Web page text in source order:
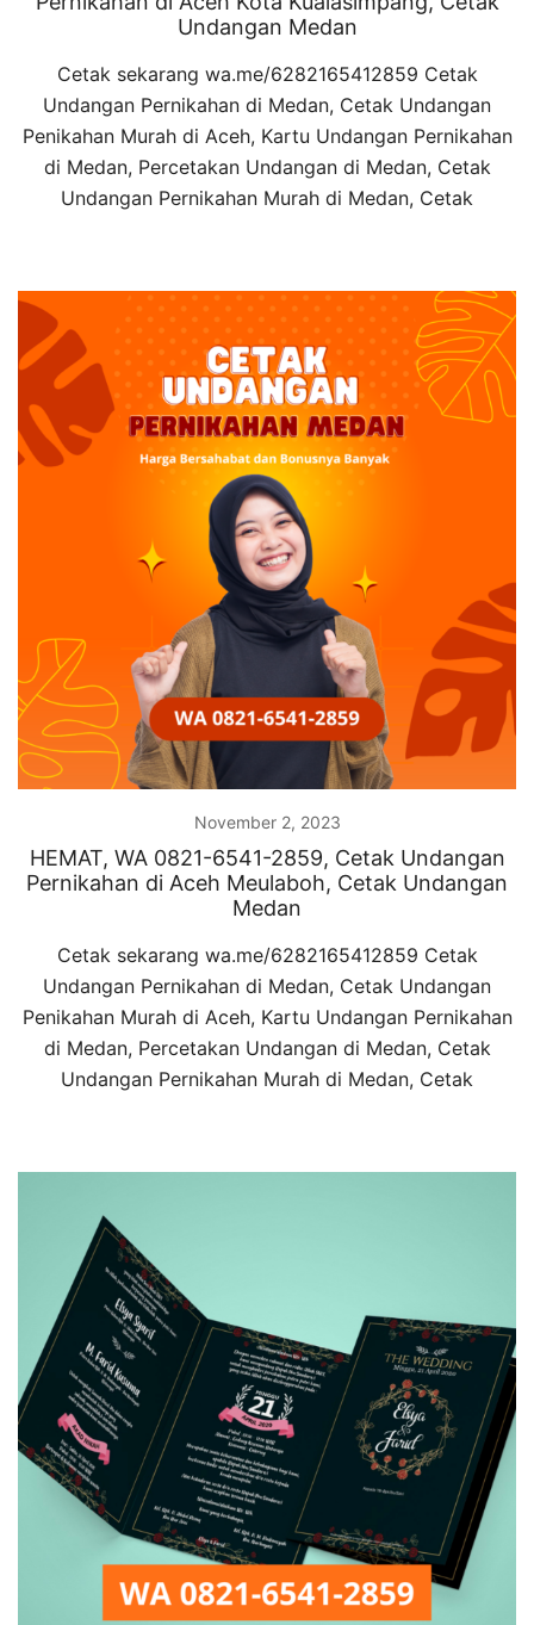
Undangan Medan
Cetak sekarang wa.me/6282165412859 Cetak
Undangan Pernikahan di Medan, Cetak Undangan
Penikahan Murah di Aceh, Kartu Undangan Pernikahan
di Medan, Percetakan Undangan di Medan, Cetak
Undangan Pernikahan Murah di Medan, Cetak
November 2, 2023
HEMAT, WA 0821-6541-2859, Cetak Undangan
Pernikahan di Aceh Meulaboh, Cetak Undangan
Medan
Cetak sekarang wa.me/6282165412859 Cetak
Undangan Pernikahan di Medan, Cetak Undangan
Penikahan Murah di Aceh, Kartu Undangan Pernikahan
di Medan, Percetakan Undangan di Medan, Cetak
Undangan Pernikahan Murah di Medan, Cetak